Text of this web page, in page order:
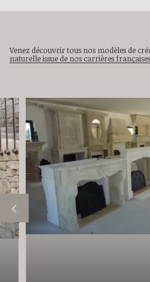
Venez découvrir tous nos modèles de
naturelle issue de nos carrières